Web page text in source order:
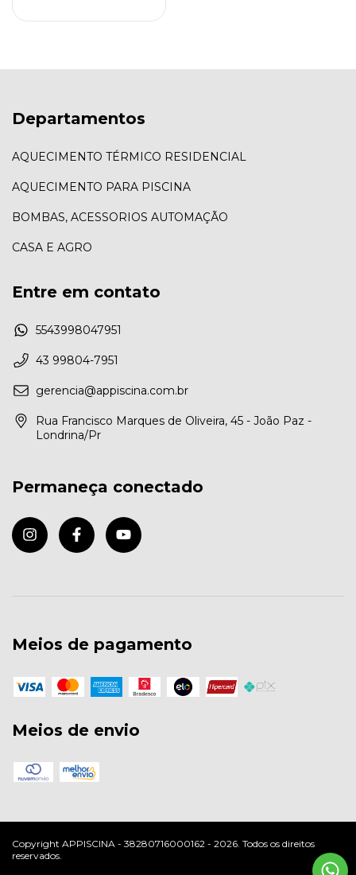
Departamentos
AQUECIMENTO TÉRMICO RESIDENCIAL
AQUECIMENTO PARA PISCINA
BOMBAS, ACESSORIOS AUTOMAÇÃO
CASA E AGRO
Entre em contato
5543998047951
43 99804-7951
gerencia@appiscina.com.br
Rua Francisco Marques de Oliveira, 45 - João Paz -
Londrina/Pr
Permaneça conectado
Meios de pagamento
Meios de envio
Copyright APPISCINA - 38280716000162 - 2026. Todos os direitos
reservados.